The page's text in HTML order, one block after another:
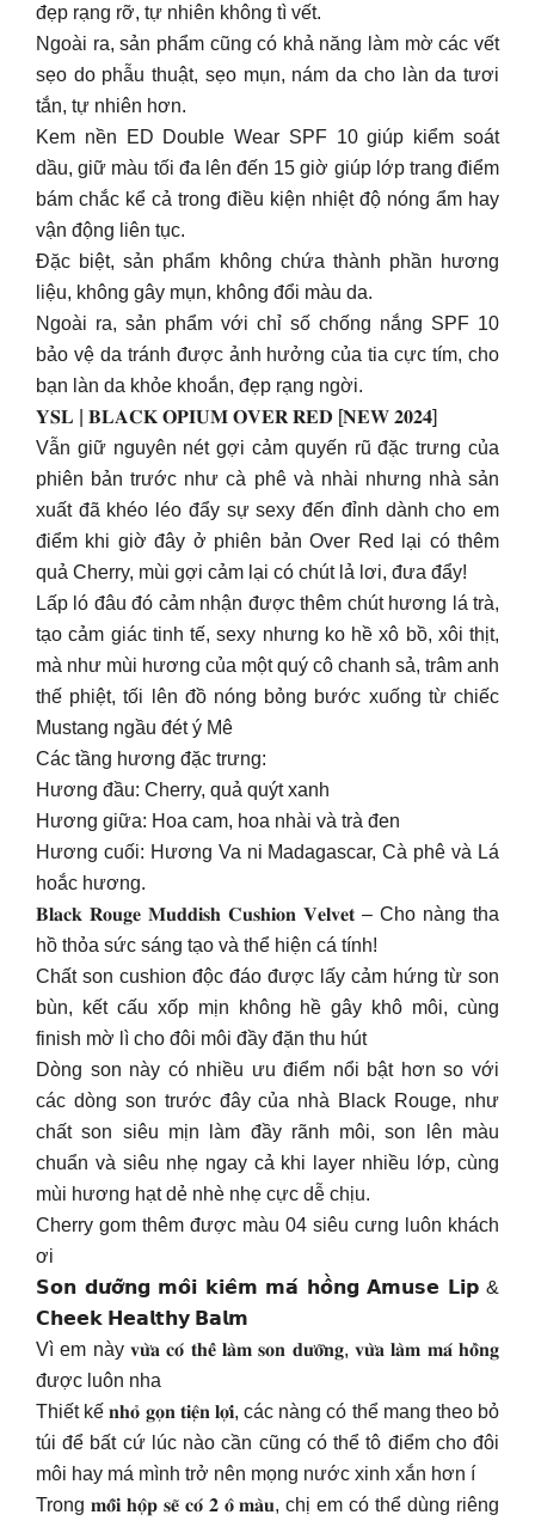
đẹp rạng rỡ, tự nhiên không tì vết.
Ngoài ra, sản phẩm cũng có khả năng làm mờ các vết
sẹo do phẫu thuật, sẹo mụn, nám da cho làn da tươi
tắn, tự nhiên hơn.
Kem nền ED Double Wear SPF 10 giúp kiểm soát
dầu, giữ màu tối đa lên đến 15 giờ giúp lớp trang điểm
bám chắc kể cả trong điều kiện nhiệt độ nóng ẩm hay
vận động liên tục.
Đặc biệt, sản phẩm không chứa thành phần hương
liệu, không gây mụn, không đổi màu da.
Ngoài ra, sản phẩm với chỉ số chống nắng SPF 10
bảo vệ da tránh được ảnh hưởng của tia cực tím, cho
bạn làn da khỏe khoắn, đẹp rạng ngời.
𝐘𝐒𝐋 | 𝐁𝐋𝐀𝐂𝐊 𝐎𝐏𝐈𝐔𝐌 𝐎𝐕𝐄𝐑 𝐑𝐄𝐃 [𝐍𝐄𝐖 𝟐𝟎𝟐𝟒]
Vẫn giữ nguyên nét gợi cảm quyến rũ đặc trưng của
phiên bản trước như cà phê và nhài nhưng nhà sản
xuất đã khéo léo đẩy sự sexy đến đỉnh dành cho em
điểm khi giờ đây ở phiên bản Over Red lại có thêm
quả Cherry, mùi gợi cảm lại có chút lả lơi, đưa đẩy!
Lấp ló đâu đó cảm nhận được thêm chút hương lá trà,
tạo cảm giác tinh tế, sexy nhưng ko hề xô bồ, xôi thịt,
mà như mùi hương của một quý cô chanh sả, trâm anh
thế phiệt, tối lên đồ nóng bỏng bước xuống từ chiếc
Mustang ngầu đét ý Mê
Các tầng hương đặc trưng:
Hương đầu: Cherry, quả quýt xanh
Hương giữa: Hoa cam, hoa nhài và trà đen
Hương cuối: Hương Va ni Madagascar, Cà phê và Lá
hoắc hương.
𝐁𝐥𝐚𝐜𝐤 𝐑𝐨𝐮𝐠𝐞 𝐌𝐮𝐝𝐝𝐢𝐬𝐡 𝐂𝐮𝐬𝐡𝐢𝐨𝐧 𝐕𝐞𝐥𝐯𝐞𝐭 – Cho nàng tha
hồ thỏa sức sáng tạo và thể hiện cá tính!
Chất son cushion độc đáo được lấy cảm hứng từ son
bùn, kết cấu xốp mịn không hề gây khô môi, cùng
finish mờ lì cho đôi môi đầy đặn thu hút
Dòng son này có nhiều ưu điểm nổi bật hơn so với
các dòng son trước đây của nhà Black Rouge, như
chất son siêu mịn làm đầy rãnh môi, son lên màu
chuẩn và siêu nhẹ ngay cả khi layer nhiều lớp, cùng
mùi hương hạt dẻ nhè nhẹ cực dễ chịu.
Cherry gom thêm được màu 04 siêu cưng luôn khách
ơi
𝗦𝗼𝗻 𝗱𝘂̛𝗼̛̃𝗻𝗴 𝗺𝗼̂𝗶 𝗸𝗶𝗲̂𝗺 𝗺𝗮́ 𝗵𝗼̂̀𝗻𝗴 𝗔𝗺𝘂𝘀𝗲 𝗟𝗶𝗽 &
𝗖𝗵𝗲𝗲𝗸 𝗛𝗲𝗮𝗹𝘁𝗵𝘆 𝗕𝗮𝗹𝗺
Vì em này 𝐯𝐮̛̀𝐚 𝐜𝐨́ 𝐭𝐡𝐞̂̉ 𝐥𝐚̀𝐦 𝐬𝐨𝐧 𝐝𝐮̛𝐨̛̃𝐧𝐠, 𝐯𝐮̛̀𝐚 𝐥𝐚̀𝐦 𝐦𝐚́ 𝐡𝐨̂̀𝐧𝐠
được luôn nha
Thiết kế 𝐧𝐡𝐨̉ 𝐠𝐨̣𝐧 𝐭𝐢𝐞̣̂𝐧 𝐥𝐨̛̣𝐢, các nàng có thể mang theo bỏ
túi để bất cứ lúc nào cần cũng có thể tô điểm cho đôi
môi hay má mình trở nên mọng nước xinh xắn hơn í
Trong 𝐦𝐨̂̃𝐢 𝐡𝐨̣̂𝐩 𝐬𝐞̃ 𝐜𝐨́ 𝟐 𝐨̂ 𝐦𝐚̀𝐮, chị em có thể dùng riêng